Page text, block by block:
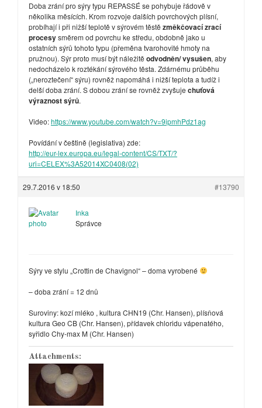
Doba zrání pro sýry typu REPASSÉ se pohybuje řádově v
několika měsících. Krom rozvoje dalších povrchových plísní,
probíhají i při nižší teplotě v sýrovém těstě změkčovací zrací
procesysměrem od povrchu ke středu, obdobně jako u
ostatních sýrů tohoto typu (přeměna tvarohovité hmoty na
pružnou). Sýr proto musí být náležitě odvodněn/ vysušen, aby
nedocházelo k roztékání sýrového těsta. Zdárnému průběhu
(„neroztečení“ sýru) rovněž napomáhá i nižší teplota a tudíž i
delší doba zrání. S dobou zrání se rovněž zvyšuje chuťová
výraznost sýrů.
Video:https://www.youtube.com/watch?v=9ipmhPdz1ag
Povídání v češtině (legislativa) zde:
http://eur-lex.europa.eu/legal-content/CS/TXT/?
uri=CELEX%3A52014XC0408(02)
29.7.2016 v 18:50 #13790
Inka
Správce
Sýry ve stylu „Crottin de Chavignol“ – doma vyrobené
– doba zrání = 12 dnů
Suroviny: kozí mléko , kultura CHN19 (Chr. Hansen), plísňová
kultura Geo CB (Chr. Hansen), přídavek chloridu vápenatého,
syřidlo Chy-max M (Chr. Hansen)
Attachments: